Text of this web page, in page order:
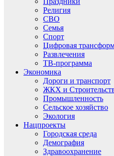
Религия
СВО
Семья
Спорт
Цифровая
Развлечения
ТВ-программа
Экономика
Дороги и транспорт
ЖКХ и
Промышленность
Сельское хозяйство
Экология
Нацпроекты
Городская среда
Демография
Здравоохранение